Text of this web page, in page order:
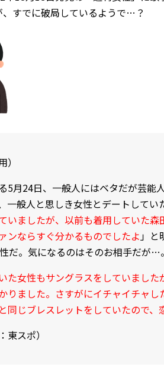
すでに破局しているようで…？
）
5月24日、一般人にはベタだが芸能
一般人と思しき女性とデートしてい
いましたが、以前も着用していた森
ンならすぐ分かるものでしたよ」と
だ。気になるのはそのお相手だが…。
た女性もサングラスをしていまし
りました。さすがにイチャイチャし
同じブレスレットをしていたので
東スポ）